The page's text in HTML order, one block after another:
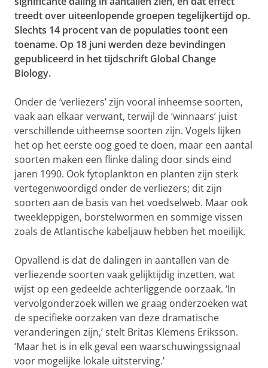
treedt over uiteenlopende groepen tegelijkertijd op.
Slechts 14 procent van de populaties toont een
toename. Op 18 juni werden deze bevindingen
gepubliceerd in het tijdschrift Global Change
Biology.
Onder de ‘verliezers’ zijn vooral inheemse soorten,
vaak aan elkaar verwant, terwijl de ‘winnaars’ juist
verschillende uitheemse soorten zijn. Vogels lijken
het op het eerste oog goed te doen, maar een aantal
soorten maken een flinke daling door sinds eind
jaren 1990. Ook fytoplankton en planten zijn sterk
vertegenwoordigd onder de verliezers; dit zijn
soorten aan de basis van het voedselweb. Maar ook
tweekleppigen, borstelwormen en sommige vissen
zoals de Atlantische kabeljauw hebben het moeilijk.
Opvallend is dat de dalingen in aantallen van de
verliezende soorten vaak gelijktijdig inzetten, wat
wijst op een gedeelde achterliggende oorzaak. ‘In
vervolgonderzoek willen we graag onderzoeken wat
de specifieke oorzaken van deze dramatische
veranderingen zijn,’ stelt Britas Klemens Eriksson.
‘Maar het is in elk geval een waarschuwingssignaal
voor mogelijke lokale uitsterving.’